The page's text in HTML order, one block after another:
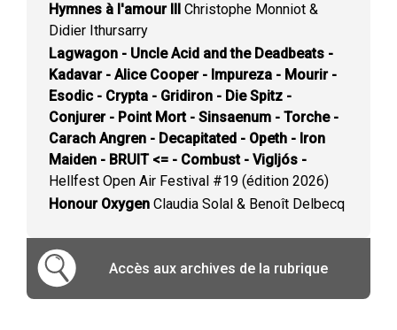
Hymnes à l'amour III Christophe Monniot &
Didier Ithursarry
Lagwagon - Uncle Acid and the Deadbeats -
Kadavar - Alice Cooper - Impureza - Mourir -
Esodic - Crypta - Gridiron - Die Spitz -
Conjurer - Point Mort - Sinsaenum - Torche -
Carach Angren - Decapitated - Opeth - Iron
Maiden - BRUIT <= - Combust - Vigljós -
Hellfest Open Air Festival #19 (édition 2026)
Honour Oxygen Claudia Solal & Benoît Delbecq
Accès aux archives de la rubrique